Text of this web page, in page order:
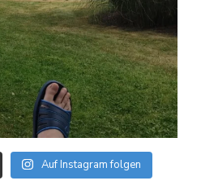
Auf Instagram folgen